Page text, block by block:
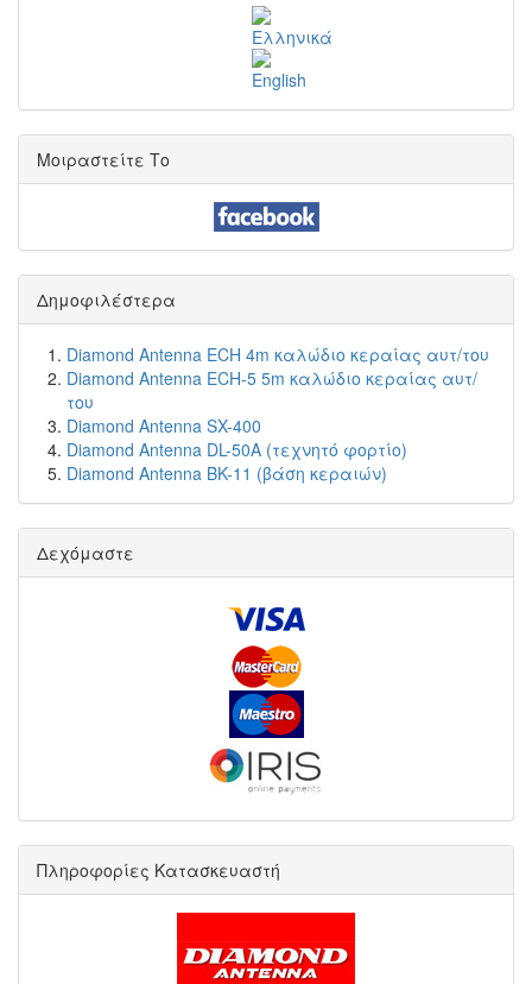
Μοιραστείτε Το
Δημοφιλέστερα
Diamond Antenna ECH 4m καλώδιο κεραίας αυτ/του
Diamond Antenna ECH-5 5m καλώδιο κεραίας αυτ/
του
Diamond Antenna SX-400
Diamond Antenna DL-50A (τεχνητό φορτίο)
Diamond Antenna BK-11 (βάση κεραιών)
Δεχόμαστε
Πληροφορίες Κατασκευαστή